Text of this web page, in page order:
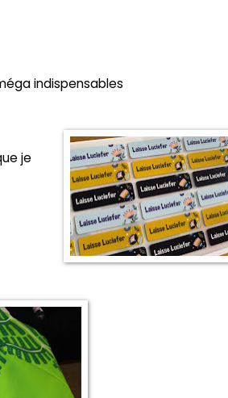
indispensables
je